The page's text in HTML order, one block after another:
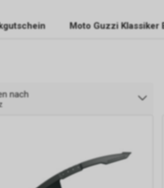
Moto Guzzi Klassiker
nach